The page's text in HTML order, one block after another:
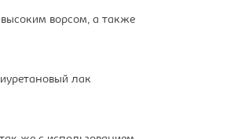
ворсом, а также
лак